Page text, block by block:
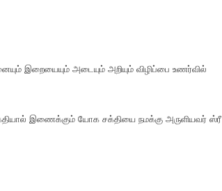
இறையையும் அடையும் அறியும் விழிப்பை உணர்வில்
இணைக்கும் யோக சக்தியை நமக்கு அருளியவர் ஸ்ரீ